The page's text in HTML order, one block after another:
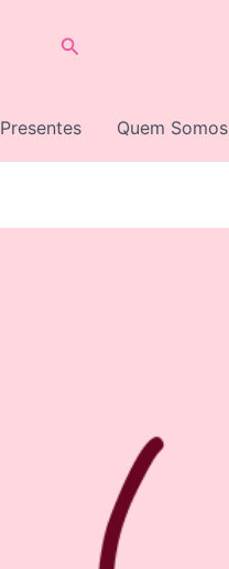
Pesquisar
Presentes Quem Somos